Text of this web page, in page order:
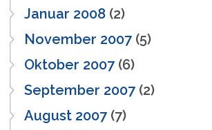
Januar 2008 (2)
November 2007(5)
Oktober 2007(6)
September 2007(2)
August 2007(7)